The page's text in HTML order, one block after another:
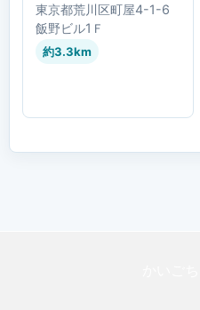
東京都荒川区町屋4-1-6
飯野ビル1Ｆ
約3.3km